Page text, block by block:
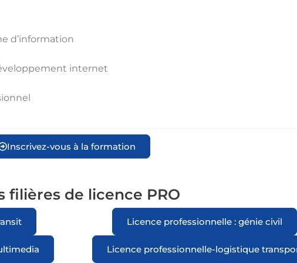
d’information
internet
Inscrivez-vous à la formation
filières de licence PRO
Licence professionnelle : génie civil
Licence professionnelle-logistique